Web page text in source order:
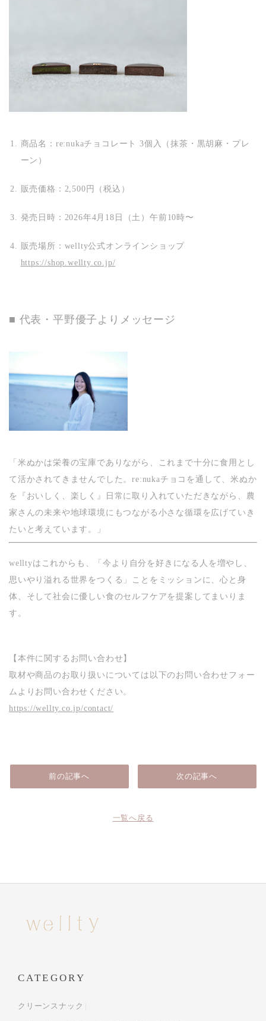
商品名 ：re:nukaチョコレート 3個入（抹茶・黒胡麻・プレ
ーン）
販売価格 ：2,500円（税込）
発売日時 ：2026年4月18日（土）午前10時〜
販売場所 ：wellty公式オンラインショップ
https://shop.wellty.co.jp/
■ 代表・平野優子よりメッセージ
「米ぬかは栄養の宝庫でありながら、これまで十分に食用とし
て活かされてきませんでした。re:nukaチョコを通して、米ぬか
を『おいしく、楽しく』日常に取り入れていただきながら、農
家さんの未来や地球環境にもつながる小さな循環を広げていき
たいと考えています。」
welltyはこれからも、「今より自分を好きになる人を増やし、
思いやり溢れる世界をつくる」ことをミッションに、心と身
体、そして社会に優しい食のセルフケアを提案してまいりま
す。
【本件に関するお問い合わせ】
取材や商品のお取り扱いについては以下のお問い合わせフォー
ムよりお問い合わせください。
https://wellty.co.jp/contact/
前の記事へ
一覧へ戻る
次の記事へ
CATEGORY
クリーンスナック